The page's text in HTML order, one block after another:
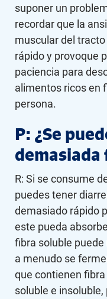
suponer un
recordar que la
muscular del
rápido y provoque
paciencia para
alimentos ricos en
persona.
P: ¿Se
R: Si se consume
puedes tener
demasiado rápido
este pueda
fibra soluble
a menudo se
que contienen
soluble e